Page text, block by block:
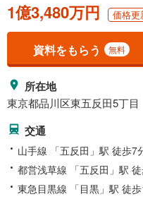
1億3,480万円 価格更
資料をもらう 無料
所在地
東京都品川区東五反田5丁目
交通
山手線 「五反田」駅 徒歩7
都営浅草線 「五反田」駅
東急目黒線 「目黒」駅 徒